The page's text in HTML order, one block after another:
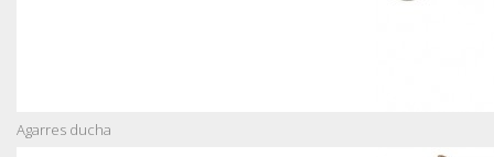
Agarres ducha